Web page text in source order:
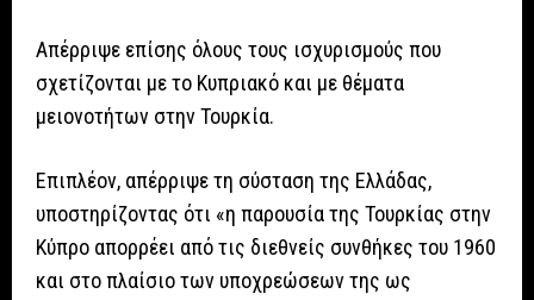
Απέρριψε επίσης όλους τους ισχυρισμούς που
σχετίζονται με το Κυπριακό και με θέματα
μειονοτήτων στην Τουρκία.
Επιπλέον, απέρριψε τη σύσταση της Ελλάδας,
υποστηρίζοντας ότι «η παρουσία της Τουρκίας στην
Κύπρο απορρέει από τις διεθνείς συνθήκες του 1960
και στο πλαίσιο των υποχρεώσεων της ως